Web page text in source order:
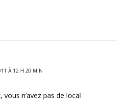
À 12 H 20 MIN
n’avez pas de local